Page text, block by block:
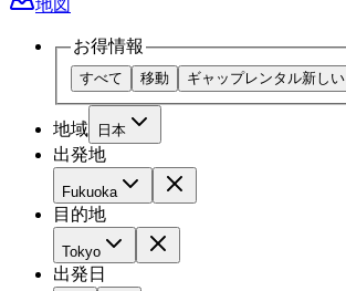
地図
お得情報
すべて 移動 ギャップレンタル新しい
地域 日本
出発地
Fukuoka
目的地
Tokyo
出発日